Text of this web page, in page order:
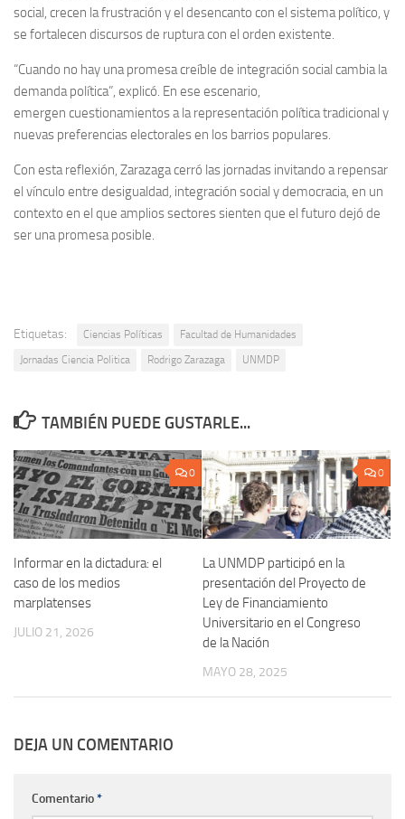
social, crecen la frustración y el desencanto con el sistema político, y
se fortalecen discursos de ruptura con el orden existente.
“Cuando no hay una promesa creíble de integración social cambia la
demanda política”, explicó. En ese escenario,
emergen cuestionamientos a la representación política tradicional y
nuevas preferencias electorales en los barrios populares.
Con esta reflexión, Zarazaga cerró las jornadas invitando a repensar
el vínculo entre desigualdad, integración social y democracia, en un
contexto en el que amplios sectores sienten que el futuro dejó de
ser una promesa posible.
Etiquetas: Ciencias Políticas
Facultad de Humanidades
Jornadas Ciencia Politica
Rodrigo Zarazaga UNMDP
TAMBIÉN PUEDE GUSTARLE...
0
Informar en la dictadura: el
caso de los medios
marplatenses
JULIO 21, 2026
0
La UNMDP participó en la
presentación del Proyecto de
Ley de Financiamiento
Universitario en el Congreso
de la Nación
MAYO 28, 2025
DEJA UN COMENTARIO
Comentario*